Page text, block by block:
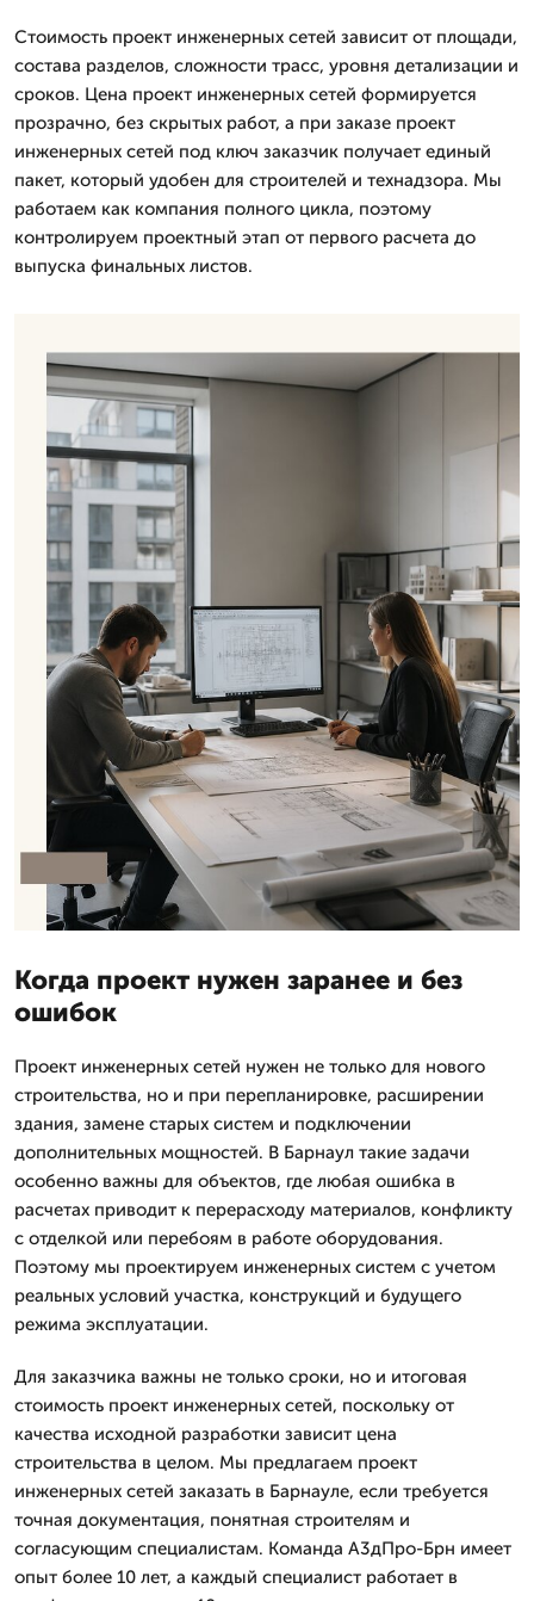
Стоимость проект инженерных сетей зависит от площади,
состава разделов, сложности трасс, уровня детализации и
сроков. Цена проект инженерных сетей формируется
прозрачно, без скрытых работ, а при заказе проект
инженерных сетей под ключ заказчик получает единый
пакет, который удобен для строителей и технадзора. Мы
работаем как компания полного цикла, поэтому
контролируем проектный этап от первого расчета до
выпуска финальных листов.
Когда проект нужен заранее и без
ошибок
Проект инженерных сетей нужен не только для нового
строительства, но и при перепланировке, расширении
здания, замене старых систем и подключении
дополнительных мощностей. В Барнаул такие задачи
особенно важны для объектов, где любая ошибка в
расчетах приводит к перерасходу материалов, конфликту
с отделкой или перебоям в работе оборудования.
Поэтому мы проектируем инженерных систем с учетом
реальных условий участка, конструкций и будущего
режима эксплуатации.
Для заказчика важны не только сроки, но и итоговая
стоимость проект инженерных сетей, поскольку от
качества исходной разработки зависит цена
строительства в целом. Мы предлагаем проект
инженерных сетей заказать в Барнауле, если требуется
точная документация, понятная строителям и
согласующим специалистам. Команда А3дПро-Брн имеет
опыт более 10 лет, а каждый специалист работает в